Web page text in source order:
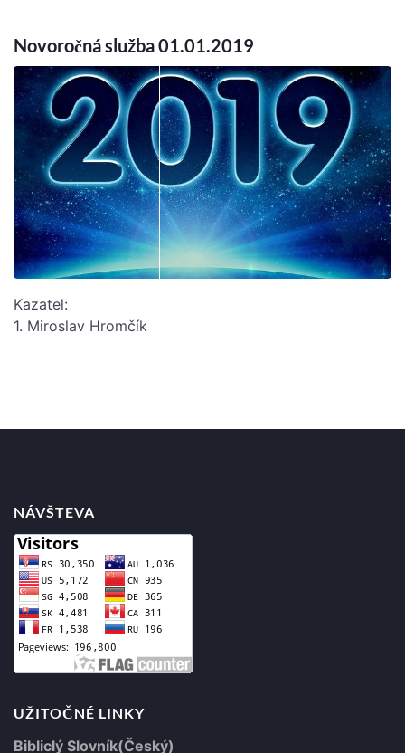
Novoročná služba 01.01.2019
Kazatel:
1. Miroslav Hromčík
navigation
NÁVŠTEVA
UŽITOČNÉ LINKY
Bibliclý Slovník(Český)